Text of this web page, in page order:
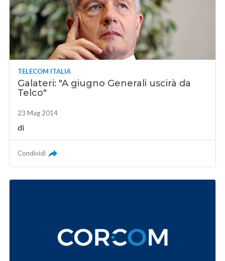
TELECOM ITALIA
Galateri: "A giugno Generali uscirà da
Telco"
23 Mag 2014
di
Condividi